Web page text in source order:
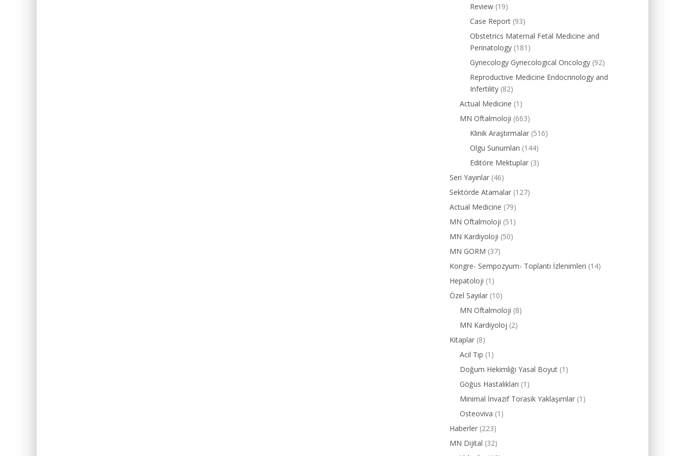
Review (19)
Case Report (93)
Obstetrics Maternal Fetal Medicine and
Perinatology (181)
Gynecology Gynecological Oncology (92)
Reproductive Medicine Endocrinology and
Infertility (82)
Actual Medicine (1)
MN Oftalmoloji (663)
Klinik Araştırmalar (516)
Olgu Sunumları (144)
Editöre Mektuplar (3)
Seri Yayınlar (46)
Sektörde Atamalar (127)
Actual Medicine (79)
MN Oftalmoloji (51)
MN Kardiyoloji (50)
MN GORM (37)
Kongre- Sempozyum- Toplantı İzlenimleri (14)
Hepatoloji (1)
Özel Sayılar (10)
MN Oftalmoloji (8)
MN Kardiyoloj (2)
Kitaplar (8)
Acil Tıp (1)
Doğum Hekimliği Yasal Boyut (1)
Göğüs Hastalıkları (1)
Minimal İnvazif Torasik Yaklaşımlar (1)
Osteoviva (1)
Haberler (223)
MN Dijital (32)